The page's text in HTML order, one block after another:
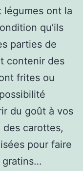
ont la
qu’ils
parties de
contenir des
frites ou
du goût à vos
carottes,
pour faire
gratins…